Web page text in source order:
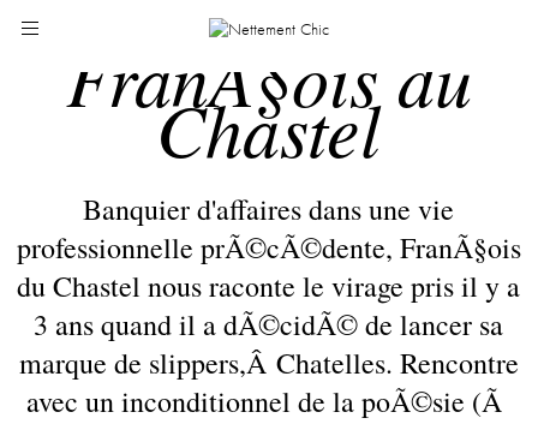
FranÃ§ois du
Chastel
Banquier d'affaires dans une vie
professionnelle prÃ©cÃ©dente, FranÃ§ois
du Chastel nous raconte le virage pris il y a
3 ans quand il a dÃ©cidÃ© de lancer sa
marque de slippers,Â Chatelles. Rencontre
avec un inconditionnel de la poÃ©sie (Ã